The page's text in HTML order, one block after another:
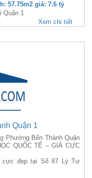
57.75m2 giá: 7.6 tỷ
Quận 1
Xem chi tiết
Quận 1
Phường Bến Thành Quận
QUỐC TẾ – GIÁ CỰC
cực đẹp tại Số 87 Lý Tự